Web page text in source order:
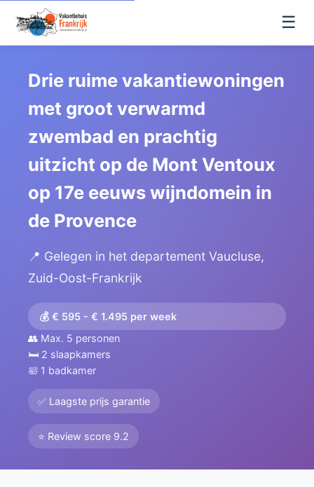
☰
Drie ruime vakantiewoningen
met groot verwarmd
zwembad en prachtig
uitzicht op de Mont Ventoux
op 17e eeuws wijndomein in
de Provence
📍 Gelegen in het departement Vaucluse,
Zuid-Oost-Frankrijk
💰 € 595 - € 1.495 per week
👥 Max. 5 personen
🛏️ 2 slaapkamers
🛀 1 badkamer
✅ Laagste prijs garantie
⭐ Review score 9.2